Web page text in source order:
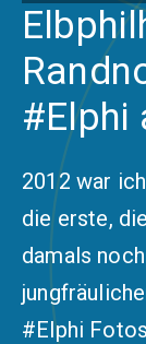
#Elphi
2012 war
die erste,
damals noch
#Elphi